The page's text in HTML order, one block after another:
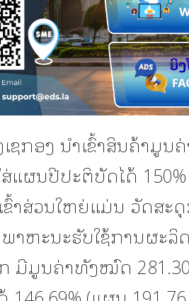
ເຊກອງ ນໍາເຂົ້າສິນຄ້າມູ
ແຜນປີປະຕິບັດໄດ້
ຂົ້າສ່ວນໃຫຍ່ແມ່ນ ວັດສະ
ຫະນະຮັບໃຊ້ການຜະລິ
ມີມູນຄ່າທັງໝົດ 281.30